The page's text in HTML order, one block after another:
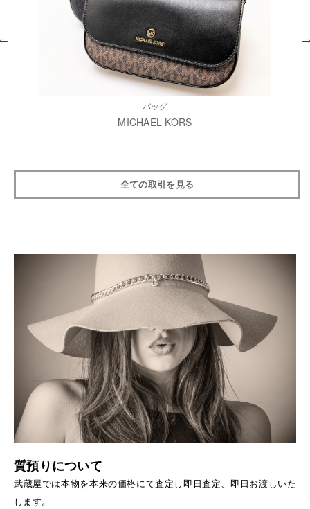
バッグ
MICHAEL KORS
全ての取引を見る
質預りについて
武蔵屋では本物を本来の価格にて査定し即日査定、即日お渡しいた
します。